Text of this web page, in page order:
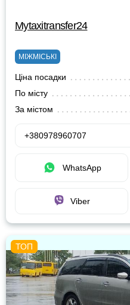
Mytaxitransfer24
МІЖМІСЬКІ
Ціна посадки
По місту
За містом
+380978960707
WhatsApp
Viber